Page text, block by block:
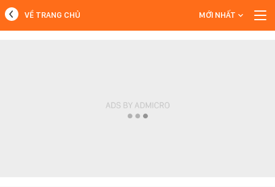
VỀ TRANG CHỦ MỚI NHẤT